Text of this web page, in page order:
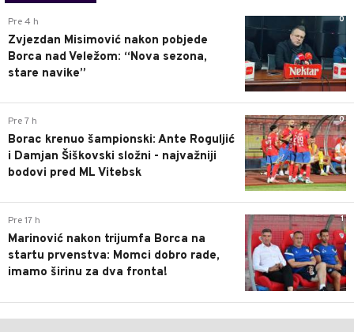
0
Pre 4 h
Zvjezdan Misimović nakon pobjede
Borca nad Veležom: “Nova sezona,
stare navike”
0
Pre 7 h
Borac krenuo šampionski: Ante Roguljić
i Damjan Šiškovski složni - najvažniji
bodovi pred ML Vitebsk
1
Pre 17 h
Marinović nakon trijumfa Borca na
startu prvenstva: Momci dobro rade,
imamo širinu za dva fronta!